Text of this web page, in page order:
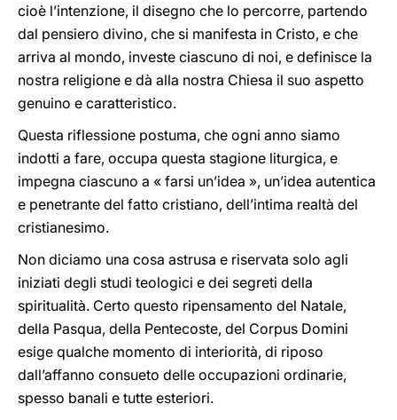
cioè l’intenzione, il disegno che lo percorre, partendo
dal pensiero divino, che si manifesta in Cristo, e che
arriva al mondo, investe ciascuno di noi, e definisce la
nostra religione e dà alla nostra Chiesa il suo aspetto
genuino e caratteristico.
Questa riflessione postuma, che ogni anno siamo
indotti a fare, occupa questa stagione liturgica, e
impegna ciascuno a « farsi un’idea », un’idea autentica
e penetrante del fatto cristiano, dell’intima realtà del
cristianesimo.
Non diciamo una cosa astrusa e riservata solo agli
iniziati degli studi teologici e dei segreti della
spiritualità. Certo questo ripensamento del Natale,
della Pasqua, della Pentecoste, del Corpus Domini
esige qualche momento di interiorità, di riposo
dall’affanno consueto delle occupazioni ordinarie,
spesso banali e tutte esteriori.